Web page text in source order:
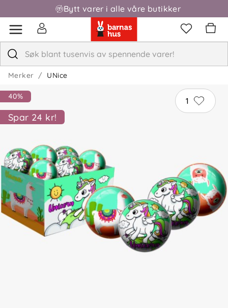
Bytt varer i alle våre butikker
Fri frakt over 1000,-
Merker UNice
1
40%
Spar 24 kr!